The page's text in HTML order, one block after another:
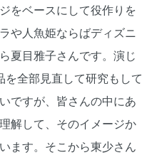
をベースにして役作りを
や人魚姫ならばディズニ
夏目雅子さんです。演じ
全部見直して研究もして
ですが、皆さんの中にあ
解して、そのイメージか
ます。そこから東少さん